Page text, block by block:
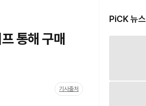
통해 구매
기사출처
PiCK 뉴스